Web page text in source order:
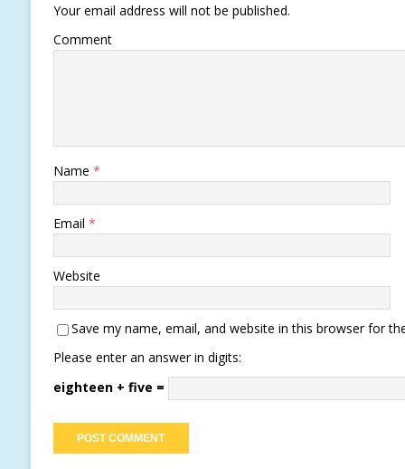
Your email address will not be published.
Comment
Name *
Email *
Website
Save my name, email, and website in this browser for
Please enter an answer in digits:
eighteen + five =